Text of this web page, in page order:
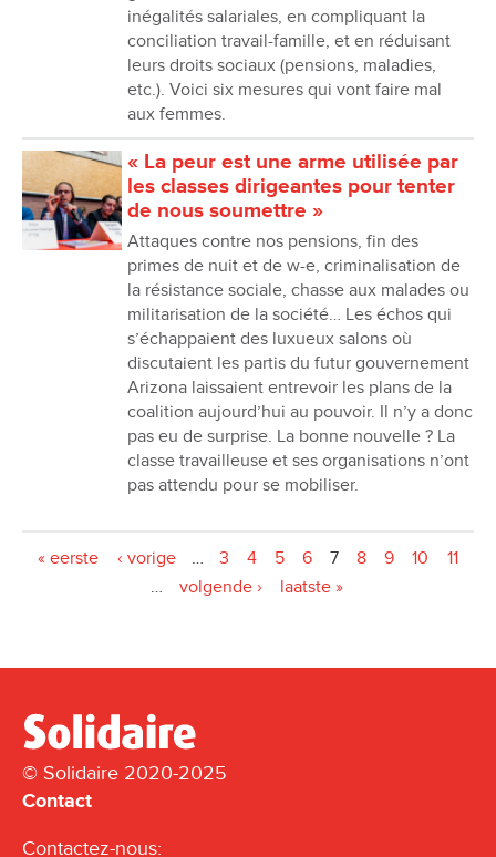
inégalités salariales, en compliquant la
conciliation travail-famille, et en réduisant
leurs droits sociaux (pensions, maladies,
etc.). Voici six mesures qui vont faire mal
aux femmes.
« La peur est une arme utilisée par
les classes dirigeantes pour tenter
de nous soumettre »
Attaques contre nos pensions, fin des
primes de nuit et de w-e, criminalisation de
la résistance sociale, chasse aux malades ou
militarisation de la société… Les échos qui
sʼéchappaient des luxueux salons où
discutaient les partis du futur gouvernement
Arizona laissaient entrevoir les plans de la
coalition aujourdʼhui au pouvoir. Il n’y a donc
pas eu de surprise. La bonne nouvelle ? La
classe travailleuse et ses organisations nʼont
pas attendu pour se mobiliser.
« eerste ‹ vorige … 3 4 5 6 7 8 9 10
11
…
volgende › laatste »
© Solidaire 2020-2025
Contact
Contactez-nous: